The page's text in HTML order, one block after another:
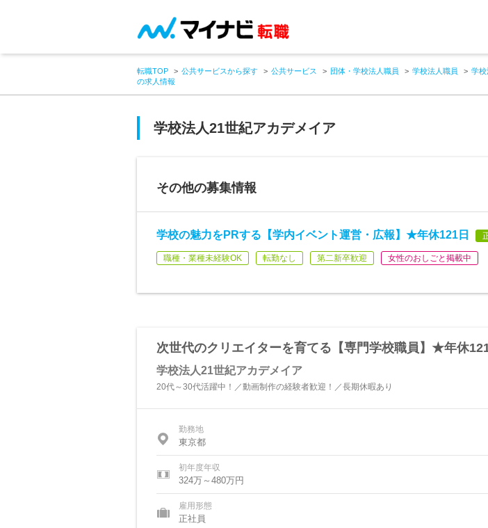
転職TOP 公共サービスから探す 公共サービス 団体・学校法人職員 学校法人職員 学校
の求人情報
学校法人21世紀アカデメイア
その他の募集情報
学校の魅力をPRする【学内イベント運営・広報】★年休121日
職種・業種未経験OK 転勤なし 第二新卒歓迎 女性のおしごと掲載中
次世代のクリエイターを育てる【専門学校職員】★年休
学校法人21世紀アカデメイア
20代～30代活躍中！／動画制作の経験者歓迎！／長期休暇あり
勤務地
東京都
初年度年収
324万～480万円
雇用形態
正社員